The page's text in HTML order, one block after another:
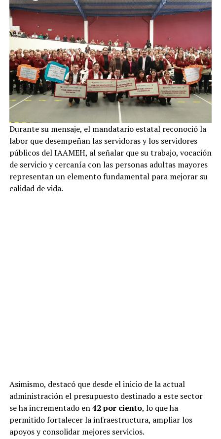
Durante su mensaje, el mandatario estatal reconoció la
labor que desempeñan las servidoras y los servidores
públicos del IAAMEH, al señalar que su trabajo, vocación
de servicio y cercanía con las personas adultas mayores
representan un elemento fundamental para mejorar su
calidad de vida.
Asimismo, destacó que desde el inicio de la actual
administración el presupuesto destinado a este sector
se ha incrementado en42 por ciento, lo que ha
permitido fortalecer la infraestructura, ampliar los
apoyos y consolidar mejores servicios.